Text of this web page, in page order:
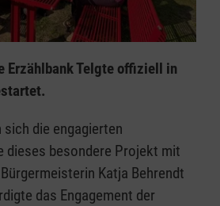
Erzählbank Telgte offiziell in
die engagierten
dieses besondere Projekt mit
Katja Behrendt
das Engagement der